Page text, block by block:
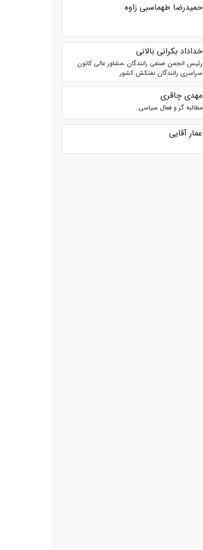
حمیدرضا طهماسبی زاوه
خداداد بکرانی بالانی
رئیس انجمن صنفی رانندگان ،مشاور عالی کانون
سراسری رانندگان نفتکش کشور
مهدی چاقری
مطالبه گر و فعال سیاسی
عمار آقایی